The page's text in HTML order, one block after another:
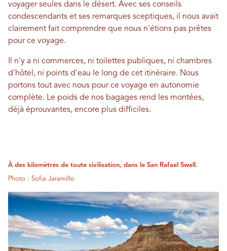
voyager seules dans le désert. Avec ses conseils
condescendants et ses remarques sceptiques, il nous avait
clairement fait comprendre que nous n'étions pas prêtes
pour ce voyage.
Il n'y a ni commerces, ni toilettes publiques, ni chambres
d'hôtel, ni points d'eau le long de cet itinéraire. Nous
portons tout avec nous pour ce voyage en autonomie
complète. Le poids de nos bagages rend les montées,
déjà éprouvantes, encore plus difficiles.
À des kilomètres de toute civilisation, dans le San Rafael Swell.
Photo : Sofia Jaramillo